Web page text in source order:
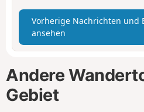
Vorherige Nachrichten und
ansehen
Andere
Gebiet